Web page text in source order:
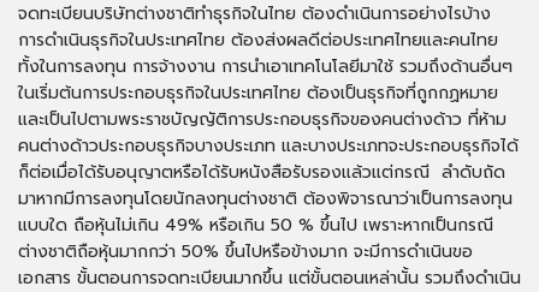
จดทะเบียนบริษัทต่างชาติทำธุรกิจในไทย ต้องดำเนินการอย่างไรบ้าง
การดำเนินธุรกิจในประเทศไทย ต้องส่งผลดีต่อประเทศไทยและคนไทย
ทั้งในการลงทุน การจ้างงาน การนำเอาเทคโนโลยีมาใช้ รวมถึงด้านอื่นๆ
ในเริ่มต้นการประกอบธุรกิจในประเทศไทย ต้องเป็นธุรกิจที่ถูกกฏหมาย
และเป็นไปตามพระราชบัญญัติการประกอบธุรกิจของคนต่างด้าว ที่ห้าม
คนต่างด้าวประกอบธุรกิจบางประเภท และบางประเภทจะประกอบธุรกิจได้
ก็ต่อเมื่อได้รับอนุญาตหรือได้รับหนังสือรับรองแล้วแต่กรณี ลำดับถัด
มาหากมีการลงทุนโดยนักลงทุนต่างชาติ ต้องพิจารณาว่าเป็นการลงทุน
แบบใด ถือหุ้นไม่เกิน 49% หรือเกิน 50 % ขึ้นไป เพราะหากเป็นกรณี
ต่างชาติถือหุ้นมากกว่า 50% ขึ้นไปหรือข้างมาก จะมีการดำเนินขอ
เอกสาร ขั้นตอนการจดทะเบียนมากขึ้น แต่ขั้นตอนเหล่านั้น รวมถึงดำเนิน